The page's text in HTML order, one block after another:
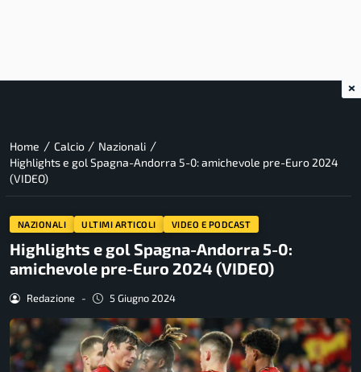
Home / Calcio / Nazionali /
Highlights e gol Spagna-Andorra 5-0: amichevole pre-Euro 2024
(VIDEO)
NAZIONALI ULTIMI ARTICOLI VIDEO E PODCAST
Highlights e gol Spagna-Andorra 5-0:
amichevole pre-Euro 2024 (VIDEO)
Redazione - 5 Giugno 2024
×